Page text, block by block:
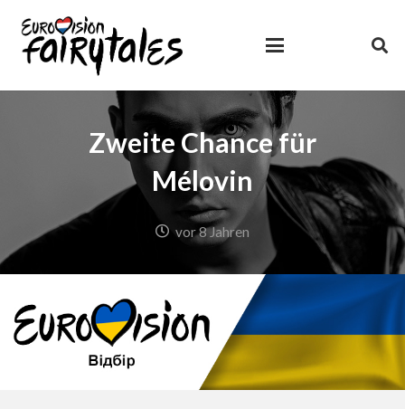
Zweite Chance für
Mélovin
vor 8 Jahren